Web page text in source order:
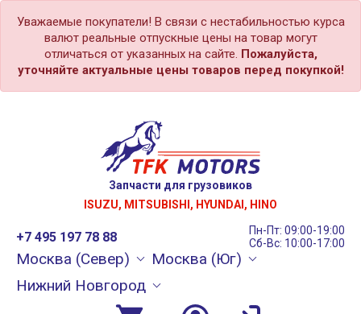
Уважаемые покупатели! В связи с нестабильностью курса
валют реальные отпускные цены на товар могут
отличаться от указанных на сайте. Пожалуйста,
уточняйте актуальные цены товаров перед покупкой!
Запчасти для грузовиков
ISUZU, MITSUBISHI, HYUNDAI, HINO
+7 495 197 78 88
Пн-Пт: 09:00-19:00
Сб-Вс: 10:00-17:00
Москва (Север)
Москва (Юг)
Нижний Новгород